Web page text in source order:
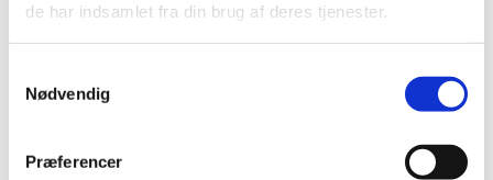
de har indsamlet fra din brug af deres tjenester.
Nødvendig
PræferencerDu vil måske også kunne